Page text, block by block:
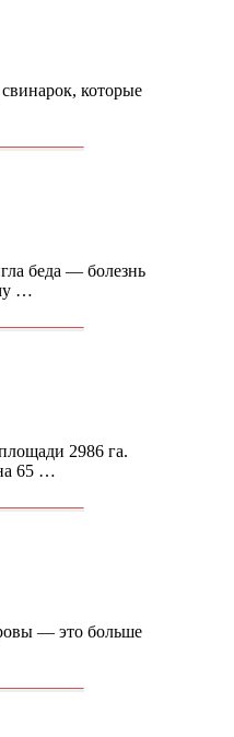
которые
беда — болезнь
…
2986 га.
65 …
— это больше